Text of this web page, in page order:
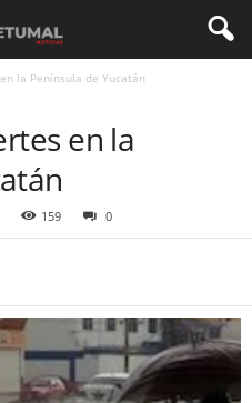
la Península de Yucatán
en la
159 0